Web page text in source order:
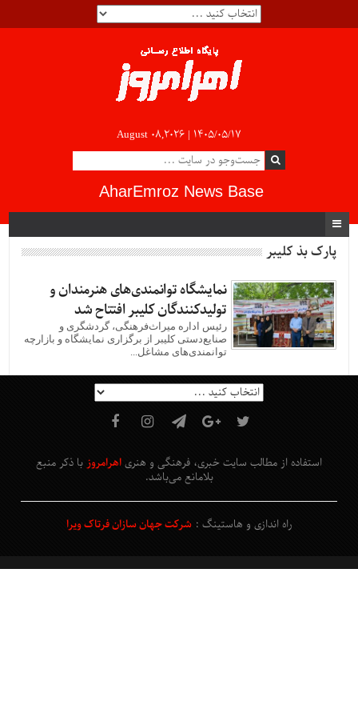
August 08,2026 | ۱۴۰۵/۰۵/۱۷
AharEmroz News Base
پارک بذ کلیبر
نمایشگاه توانمندی‌های هنرمندان و
تولیدکنندگان کلیبر افتتاح شد
رئیس اداره میراث‌فرهنگی، گردشگری و
صنایع‌دستی کلیبر از برگزاری نمایشگاه و بازارچه
توانمندی‌های مشاغل...
استفاده از مطالب سایت خبری، فرهنگی و هنری اهرامروز با ذکر منبع
بلامانع می‌باشد.
راه اندازی و هاستینگ :شرکت جهان سازان فرتاک ویرا